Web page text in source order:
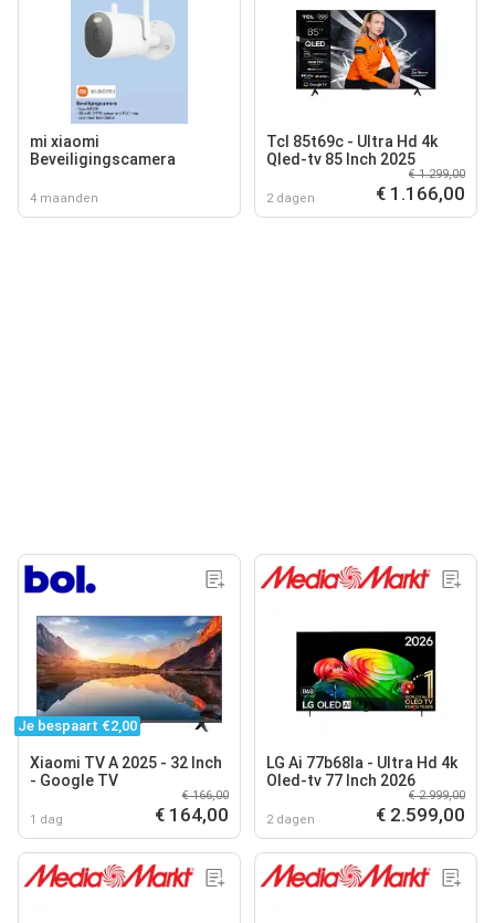
mi xiaomi
Beveiligingscamera
4 maanden
Tcl 85t69c - Ultra Hd 4k
Qled-tv 85 Inch 2025
2 dagen
€ 1.299,00
€ 1.166,00
Je bespaart €2,00
Xiaomi TV A 2025 - 32 Inch
- Google TV
1 dag
€ 166,00
€ 164,00
LG Ai 77b68la - Ultra Hd 4k
Oled-tv 77 Inch 2026
2 dagen
€ 2.999,00
€ 2.599,00